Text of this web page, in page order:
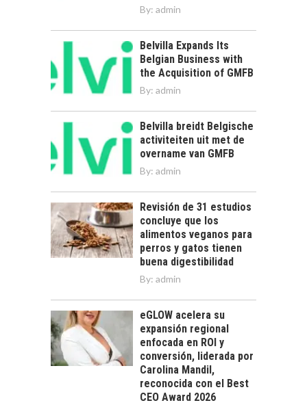
By: admin
Belvilla Expands Its
Belgian Business with
the Acquisition of GMFB
By: admin
Belvilla breidt Belgische
activiteiten uit met de
overname van GMFB
By: admin
Revisión de 31 estudios
concluye que los
alimentos veganos para
perros y gatos tienen
buena digestibilidad
By: admin
eGLOW acelera su
expansión regional
enfocada en ROI y
conversión, liderada por
Carolina Mandil,
reconocida con el Best
CEO Award 2026